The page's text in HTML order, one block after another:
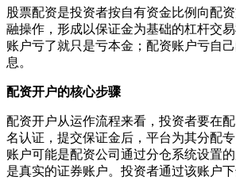
股票配资是投资者按自有资金比例向配
融操作，形成以保证金为基础的杠杆交
账户亏了就只是亏本金；配资账户亏自
息。
配资开户的核心步骤
配资开户从运作流程来看，投资者要在
名认证，提交保证金后，平台为其分配
账户可能是配资公司通过分仓系统设置
是真实的证券账户。投资者通过该账户下